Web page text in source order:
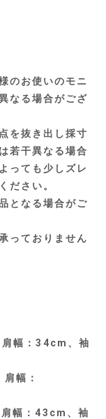
のお使いのモニ
なる場合がござ
を抜き出し採寸
若干異なる場合
っても少しズレ
ださい。
となる場合がご
っておりません
幅：34cm、袖
幅：
幅：43cm、袖